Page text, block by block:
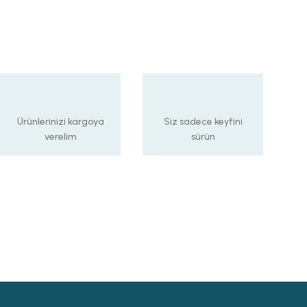
Ürünlerinizi kargoya
verelim
Siz sadece keyfini
sürün